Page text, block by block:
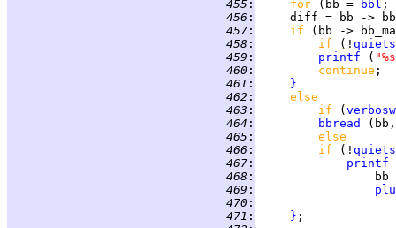
455 : for (bb = bbl ;
456 :
diff = bb ->
457 : if
(bb ->
458 : if (!
459 : printf (
460 : continue
461 :
}
462 :
else
463 : if ( verbosw
464 :
bbread
465 :
else
466 : if (!
467 :
printf
468 :
469 :
470 :
471 : }